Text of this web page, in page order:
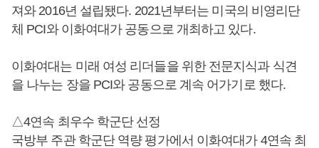
져와 2016년 설립됐다. 2021년부터는 미국의 비영리단
체 PCI와 이화여대가 공동으로 개최하고 있다.
이화여대는 미래 여성 리더들을 위한 전문지식과 식견
을 나누는 장을 PCI와 공동으로 계속 어가기로 했다.
△4연속 최우수 학군단 선정
국방부 주관 학군단 역량 평가에서 이화여대가 4연속 최